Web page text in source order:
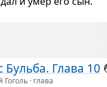
Бульба. Глава 10
· глава